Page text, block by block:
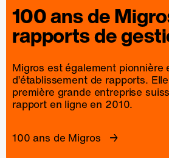
100 ans de
rapportsde
Migros est également pionnière
d’établissement de rapports.
première grande entreprise
rapport en ligne en 2010.
100 ans de Migros